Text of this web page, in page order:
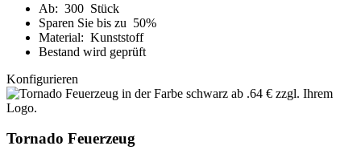
Ab: 300 Stück
Sparen Sie bis zu 50%
Material: Kunststoff
Bestand wird geprüft
Konfigurieren
Tornado Feuerzeug